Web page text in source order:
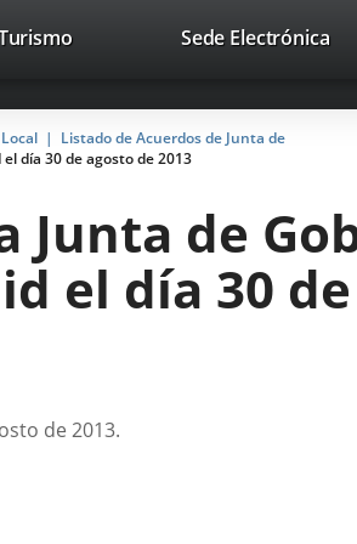
Trabaja con nosotros Contacto
This
open
in
a
up
window.
Sede ElectrónicaLink
Listado de Acuerdos de Junta de
día 30 de agosto de 2013
Junta de
el día 30 de
de 2013.